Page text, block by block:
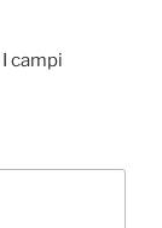
I campi